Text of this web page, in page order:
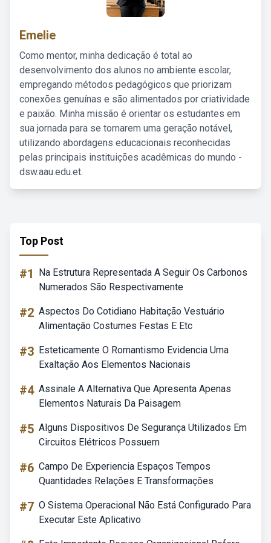
Emelie
Como mentor, minha dedicação é total ao
desenvolvimento dos alunos no ambiente escolar,
empregando métodos pedagógicos que priorizam
conexões genuínas e são alimentados por criatividade
e paixão. Minha missão é orientar os estudantes em
sua jornada para se tornarem uma geração notável,
utilizando abordagens educacionais reconhecidas
pelas principais instituições acadêmicas do mundo -
dsw.aau.edu.et.
Top Post
#1
Na Estrutura Representada A Seguir Os Carbonos
Numerados São Respectivamente
#2 Aspectos Do Cotidiano Habitação Vestuário
Alimentação Costumes Festas E Etc
#3 Esteticamente O Romantismo Evidencia Uma
Exaltação Aos Elementos Nacionais
#4 Assinale A Alternativa Que Apresenta Apenas
Elementos Naturais Da Paisagem
#5 Alguns Dispositivos De Segurança Utilizados Em
Circuitos Elétricos Possuem
#6 Campo De Experiencia Espaços Tempos
Quantidades Relações E Transformações
#7 O Sistema Operacional Não Está Configurado Para
Executar Este Aplicativo